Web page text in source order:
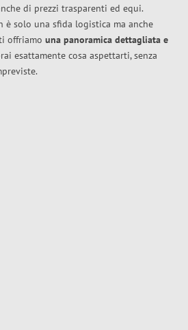
di prezzi trasparenti ed equi.
è solo una sfida logistica ma anche
offriamo una panoramica dettagliata e
esattamente cosa aspettarti, senza